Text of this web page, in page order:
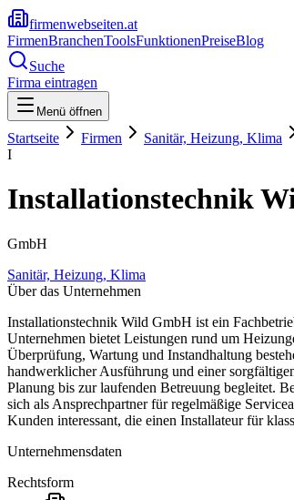
firmenwebseiten.at
FirmenBranchenToolsFunktionenPreiseBlog
Suche
Firma eintragen
Menü öffnen
Startseite Firmen Sanitär, Heizung, Klima
I
Installationstechnik
GmbH
Sanitär, Heizung, Klima
Über das Unternehmen
Installationstechnik Wild GmbH ist ein
Unternehmen bietet Leistungen rund um
Überprüfung, Wartung und Instandhaltung
handwerklicher Ausführung und einer
Planung bis zur laufenden Betreuung begleitet.
sich als Ansprechpartner für regelmäßige
Kunden interessant, die einen Installateur für
Unternehmensdaten
Rechtsform